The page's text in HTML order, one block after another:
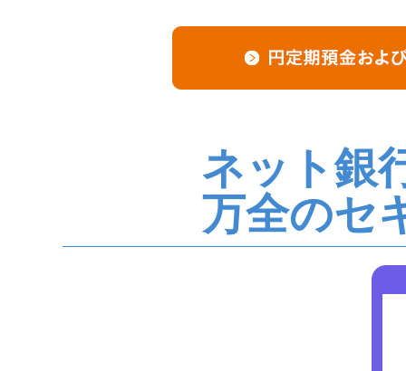
ネット銀
万全のセ